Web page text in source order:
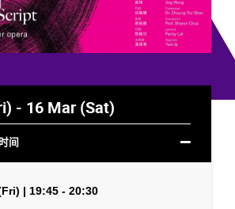
- 16 Mar (Sat)
间
| 19:45 - 20:30